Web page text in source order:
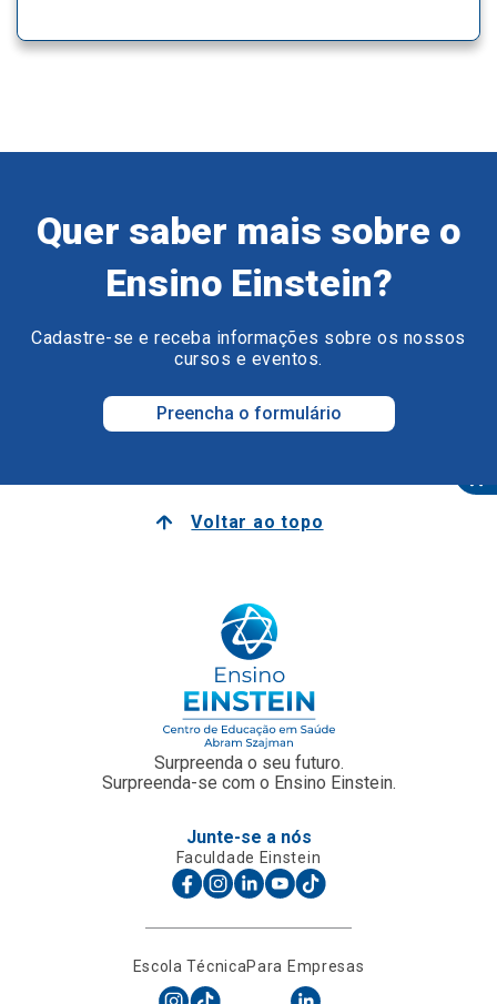
Quer saber mais sobre o
Ensino Einstein?
Cadastre-se e receba informações sobre os nossos
cursos e eventos.
Preencha o formulário
Voltar ao topo
Surpreenda o seu futuro.
Surpreenda-se com o Ensino Einstein.
Junte-se a nós
Faculdade Einstein
Escola TécnicaPara Empresas